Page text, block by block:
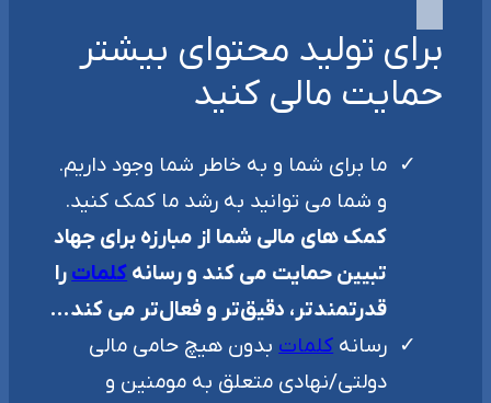
برای تولید محتوای بیشتر
حمایت مالی کنید
ما برای شما و به خاطر شما وجود داریم.
و شما می توانید به رشد ما کمک کنید.
کمک های مالی شما از مبارزه برای جهاد
تبیین حمایت می کند و رسانه کلماترا
قدرتمندتر، دقیق‌تر و فعال‌تر می کند…
رسانه کلماتبدون هیچ حامی مالی
دولتی/نهادی متعلق به مومنین و